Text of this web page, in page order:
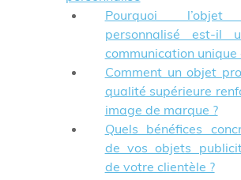
Pourquoi l’objet
personnalisé est-il
communication unique
Comment un objet
qualité supérieure
image de marque ?
Quels bénéfices
de vos objets
de votre clientèle ?